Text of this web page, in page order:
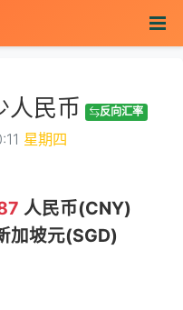
人民币 反向汇率
星期四
人民币(CNY)
加坡元(SGD)